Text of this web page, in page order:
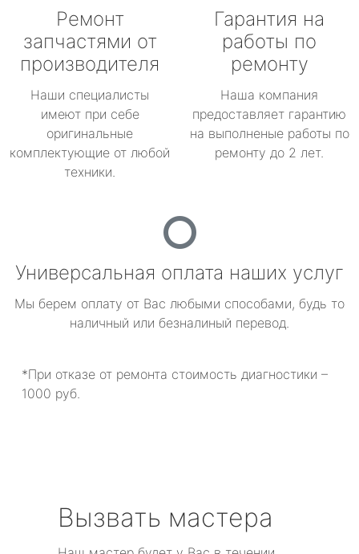
Ремонт
запчастями от
производителя
Наши специалисты
имеют при себе
оригинальные
комплектующие от любой
техники.
Гарантия на
работы по
ремонту
Наша компания
предоставляет гарантию
на выполненые работы по
ремонту до 2 лет.
Универсальная оплата наших услуг
Мы берем оплату от Вас любыми способами, будь то
наличный или безналиный перевод.
*При отказе от ремонта стоимость диагностики –
1000 руб.
Вызвать мастера